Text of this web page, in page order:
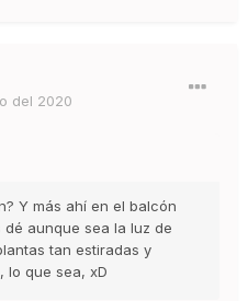
del 2020
Y más ahí en el balcón
aunque sea la luz de
tan estiradas y
lo que sea, xD